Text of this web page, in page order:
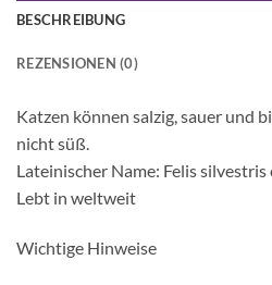
BESCHREIBUNG
REZENSIONEN (0)
Katzen können salzig, sauer und
nicht süß.
Lateinischer Name: Felis silvestris
Lebt in weltweit
Wichtige Hinweise